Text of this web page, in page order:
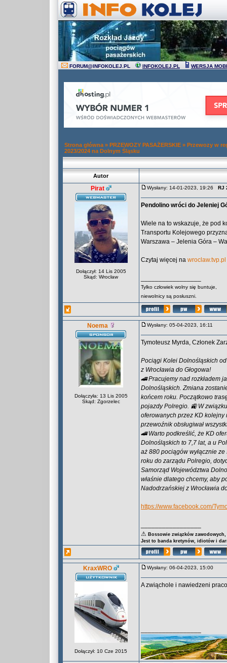
FORUM@INFOKOLEJ.PL INFOKOLEJ.PL WERSJA
Strona główna » PRZEWOZY PASAŻERSKIE » Przewozy w
2023/2024 na Dolnym Śląsku
Autor
Pirat
Dołączył: 14 Lis 2005
Skąd: Wrocław
Wysłany: 14-01-2023, 19:26 RJ
Pendolino wróci do Jeleniej
Wiele na to wskazuje, że pod
Transportu Kolejowego
Warszawa – Jelenia Góra –
Czytaj więcej na wroclaw.tvp.pl
Tylko człowiek wolny się buntuje,
niewolnicy są posłuszni.
Noema
Dołączyła: 13 Lis 2005
Skąd: Zgorzelec
Wysłany: 05-04-2023, 16:11
Tymoteusz Myrda, Członek
Pociągi Kolei Dolnośląskich
z Wrocławia do Głogowa!
🚄 Pracujemy nad rozkładem
Dolnośląskich. Zmiana
końcem roku. Początkowo
pojazdy Polregio. 🚉 W
oferowanych przez KD kolejny
przewoźnik obsługiwał
🚄 Warto podkreślić, że KD
Dolnośląskich to 7,7 lat, a u
aż 880 pociągów wyłącznie
roku do zarządu Polregio,
Samorząd Województwa
właśnie dlatego chcemy, aby
Nadodrzańskiej z Wrocławia
https://www.facebook.com/
⚠ Bossowie związków
Jest to banda kretynów, idiotów i
KraxWRO
Dołączył: 10 Cze 2015
Wysłany: 06-04-2023, 15:00
A zwiąchole i nawiedzeni